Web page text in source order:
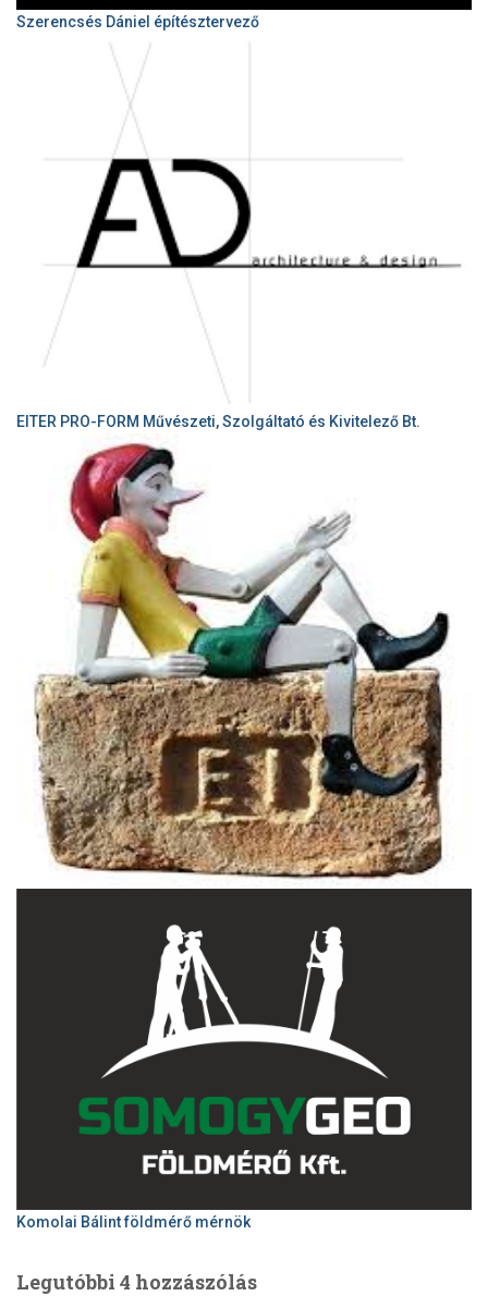
Szerencsés Dániel építésztervező
EITER PRO-FORM Művészeti, Szolgáltató és Kivitelező Bt.
Komolai Bálint földmérő mérnök
Legutóbbi 4 hozzászólás